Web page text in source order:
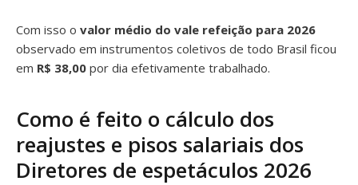
Com isso o valor médio do vale refeição para 2026
observado em instrumentos coletivos de todo Brasil ficou
em R$ 38,00 por dia efetivamente trabalhado.
Como é feito o cálculo dos
reajustes e pisos salariais dos
Diretores de espetáculos 2026